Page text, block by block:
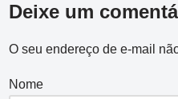
Deixe um
O seu endereço de e-mail
Nome